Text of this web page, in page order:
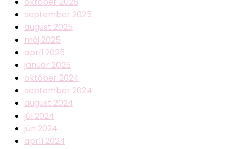
september 2025
august 2025
máj 2025
apríl 2025
január 2025
október 2024
september 2024
august 2024
júl 2024
jún 2024
apríl 2024